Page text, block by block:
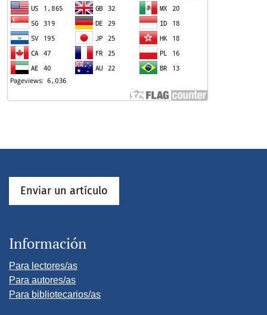
Enviar un artículo
Información
Para lectores/as
Para autores/as
Para bibliotecarios/as